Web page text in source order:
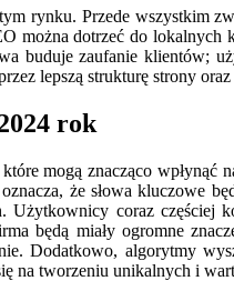
rynku. Przede wszystkim
można dotrzeć do
buduje zaufanie
lepszą strukturę strony
rok
mogą znacząco wpłynąć
że słowa kluczowe
coraz
będą miały ogromne
Dodatkowo, algorytmy
tworzeniu unikalnych i